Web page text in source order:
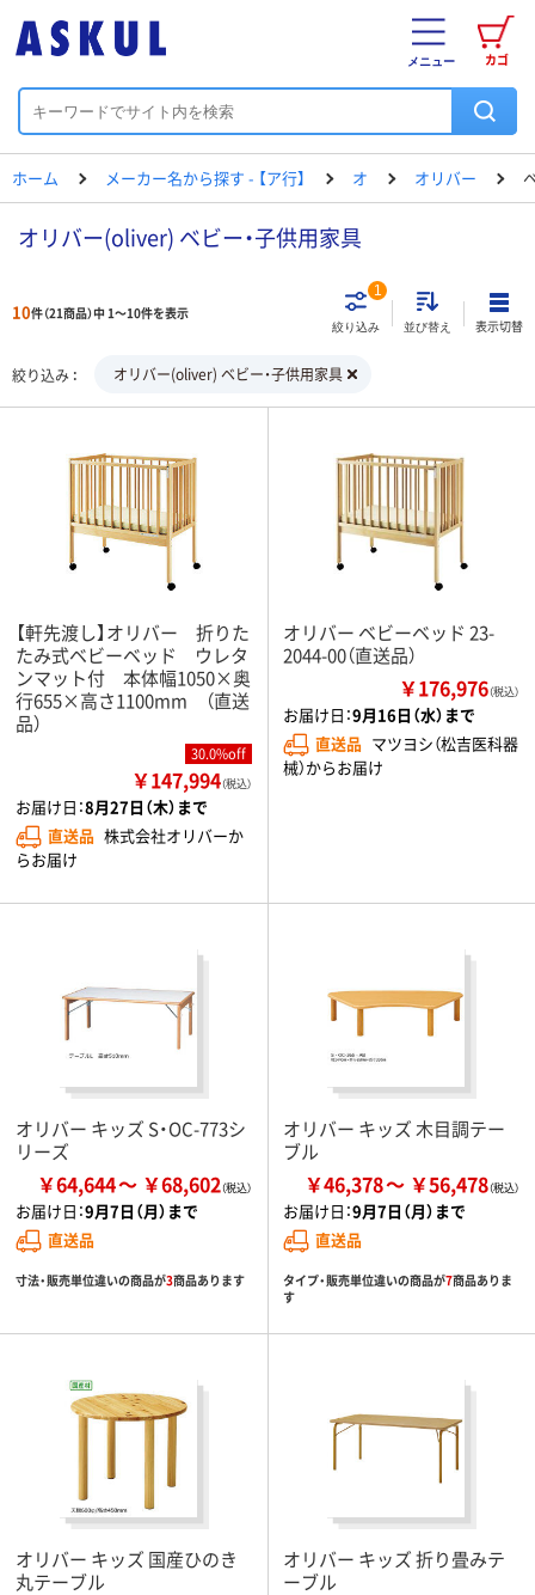
カゴ
メニュー
ホーム メーカー名から探す - 【ア行】 オ オリバー
オリバー(oliver) ベビー・子供用家具
10件（21商品）中 1～10件を表示
絞り込み
1
並び替え 表示切替
絞り込み オリバー(oliver) ベビー・子供用家具
【軒先渡し】オリバー 折りた
たみ式ベビーベッド ウレタ
ンマット付 本体幅1050×奥
行655×高さ1100mm （直送
品）
30.0%off
￥147,994（税込）
お届け日：8月27日（木）まで
直送品 株式会社オリバーか
らお届け
オリバー ベビーベッド 23-
2044-00（直送品）
￥176,976（税込）
お届け日：9月16日（水）まで
直送品 マツヨシ（松吉医科器
械）からお届け
オリバー キッズ S・OC-773シ
リーズ
￥64,644 ￥68,602
お届け日：9月7日（月）まで
直送品
寸法・販売単位違いの商品が3商品あります
オリバー キッズ 木目調テー
ブル
￥46,378 ￥56,478
お届け日：9月7日（月）まで
直送品
タイプ・販売単位違いの商品が7商品ありま
す
オリバー キッズ 国産ひのき
丸テーブル
オリバー キッズ 折り畳みテ
ーブル